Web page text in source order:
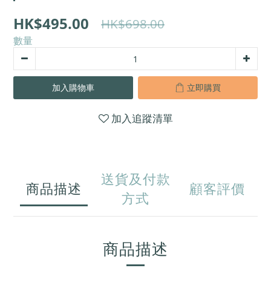
HK$495.00 HK$698.00
數量
加入購物車 立即購買
加入追蹤清單
商品描述
送貨及付款
方式
顧客評價
商品描述